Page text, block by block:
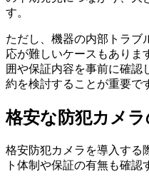
す。
ただし、機器の内部トラブ
応が難しいケースもありま
囲や保証内容を事前に確認
約を検討することが重要で
格安な防犯カメ
格安防犯カメラを導入する
ト体制や保証の有無も確認